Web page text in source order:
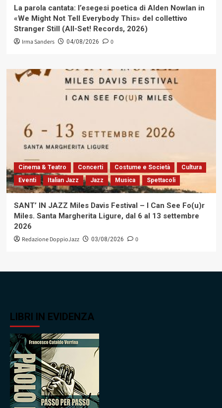
La parola cantata: l’esegesi poetica di Alden Nowlan in
«We Might Not Tell Everybody This» del collettivo
Stranger Still (All-Set! Records, 2026)
Irma Sanders 04/08/2026 0
Cinema & Teatro Concerti Costume e Società
Cultura
Eventi
Italian Jazz Jazz Musica Spettacoli
SANT’ IN JAZZ Miles Davis Festival – I Can See Fo(u)r
Miles. Santa Margherita Ligure, dal 6 al 13 settembre
2026
Redazione DoppioJazz 03/08/2026 0
LIBRI IN EVIDENZA